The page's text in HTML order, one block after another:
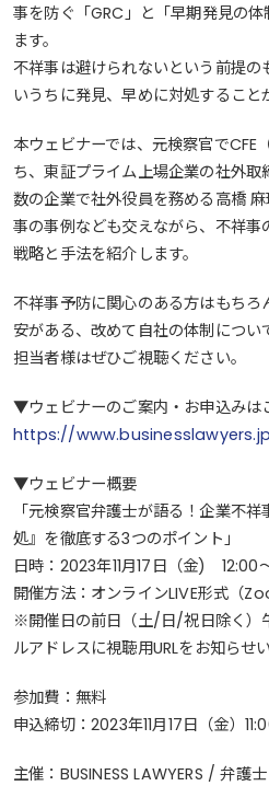
事を防ぐ「GRC」と「早期発見の
ます。
不祥事は避けられないという前提
いうちに発見、早めに対処すること
本ウェビナーでは、元検察官でCFE
ち、東証プライム上場企業の社外
数の企業で社外役員を務める高橋
事の事例なども交えながら、不祥
戦略と手法を紹介します。
不祥事予防に関心のある方はもち
安がある、改めて自社の体制につ
担当者様はぜひご視聴ください。
▼ウェビナーのご案内・お申込みは
https://
▼ウェビナー概要
「元検察官弁護士が語る！企業不
処』を徹底する3つのポイント」
日時：2023年11月17日（金) 12:00
開催方法：オンラインLIVE形式（
※開催日の前日（土/日/祝日除く）
ルアドレスに視聴用URLをお知らせ
参加費：無料
申込締切：2023年11月17日（金）
主催：BUSINESS LAWYERS / 弁護